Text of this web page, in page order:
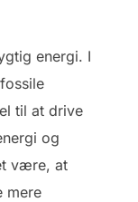
energi. I
til at drive
og
være, at
mere